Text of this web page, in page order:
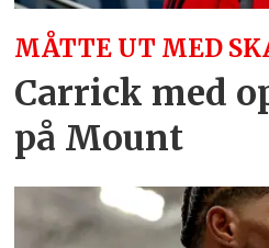
MÅTTE UT MED
Carrick med
på Mount